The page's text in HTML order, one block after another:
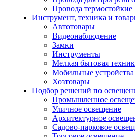
Провода
Инструмент, техника и
Автотовары
Видеонаблюдение
Замки
Инструменты
Мелкая бытовая
Мобильные
Хозтовары
Подбор решений по
Промышленное
Уличное освещение
Архитектурное
Садово-парковое